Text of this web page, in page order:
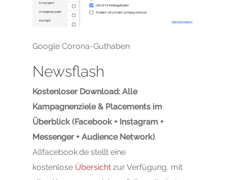
Google Corona-Guthaben
Newsflash
Kostenloser Download: Alle
Kampagnenziele & Placements im
Überblick (Facebook + Instagram +
Messenger + Audience Network)
Allfacebook.de stellt eine
kostenlose Übersicht zur Verfügung, mit